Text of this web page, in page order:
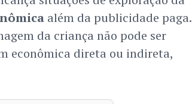
além da publicidade paga.
da criança não pode ser
econômica direta ou indireta,